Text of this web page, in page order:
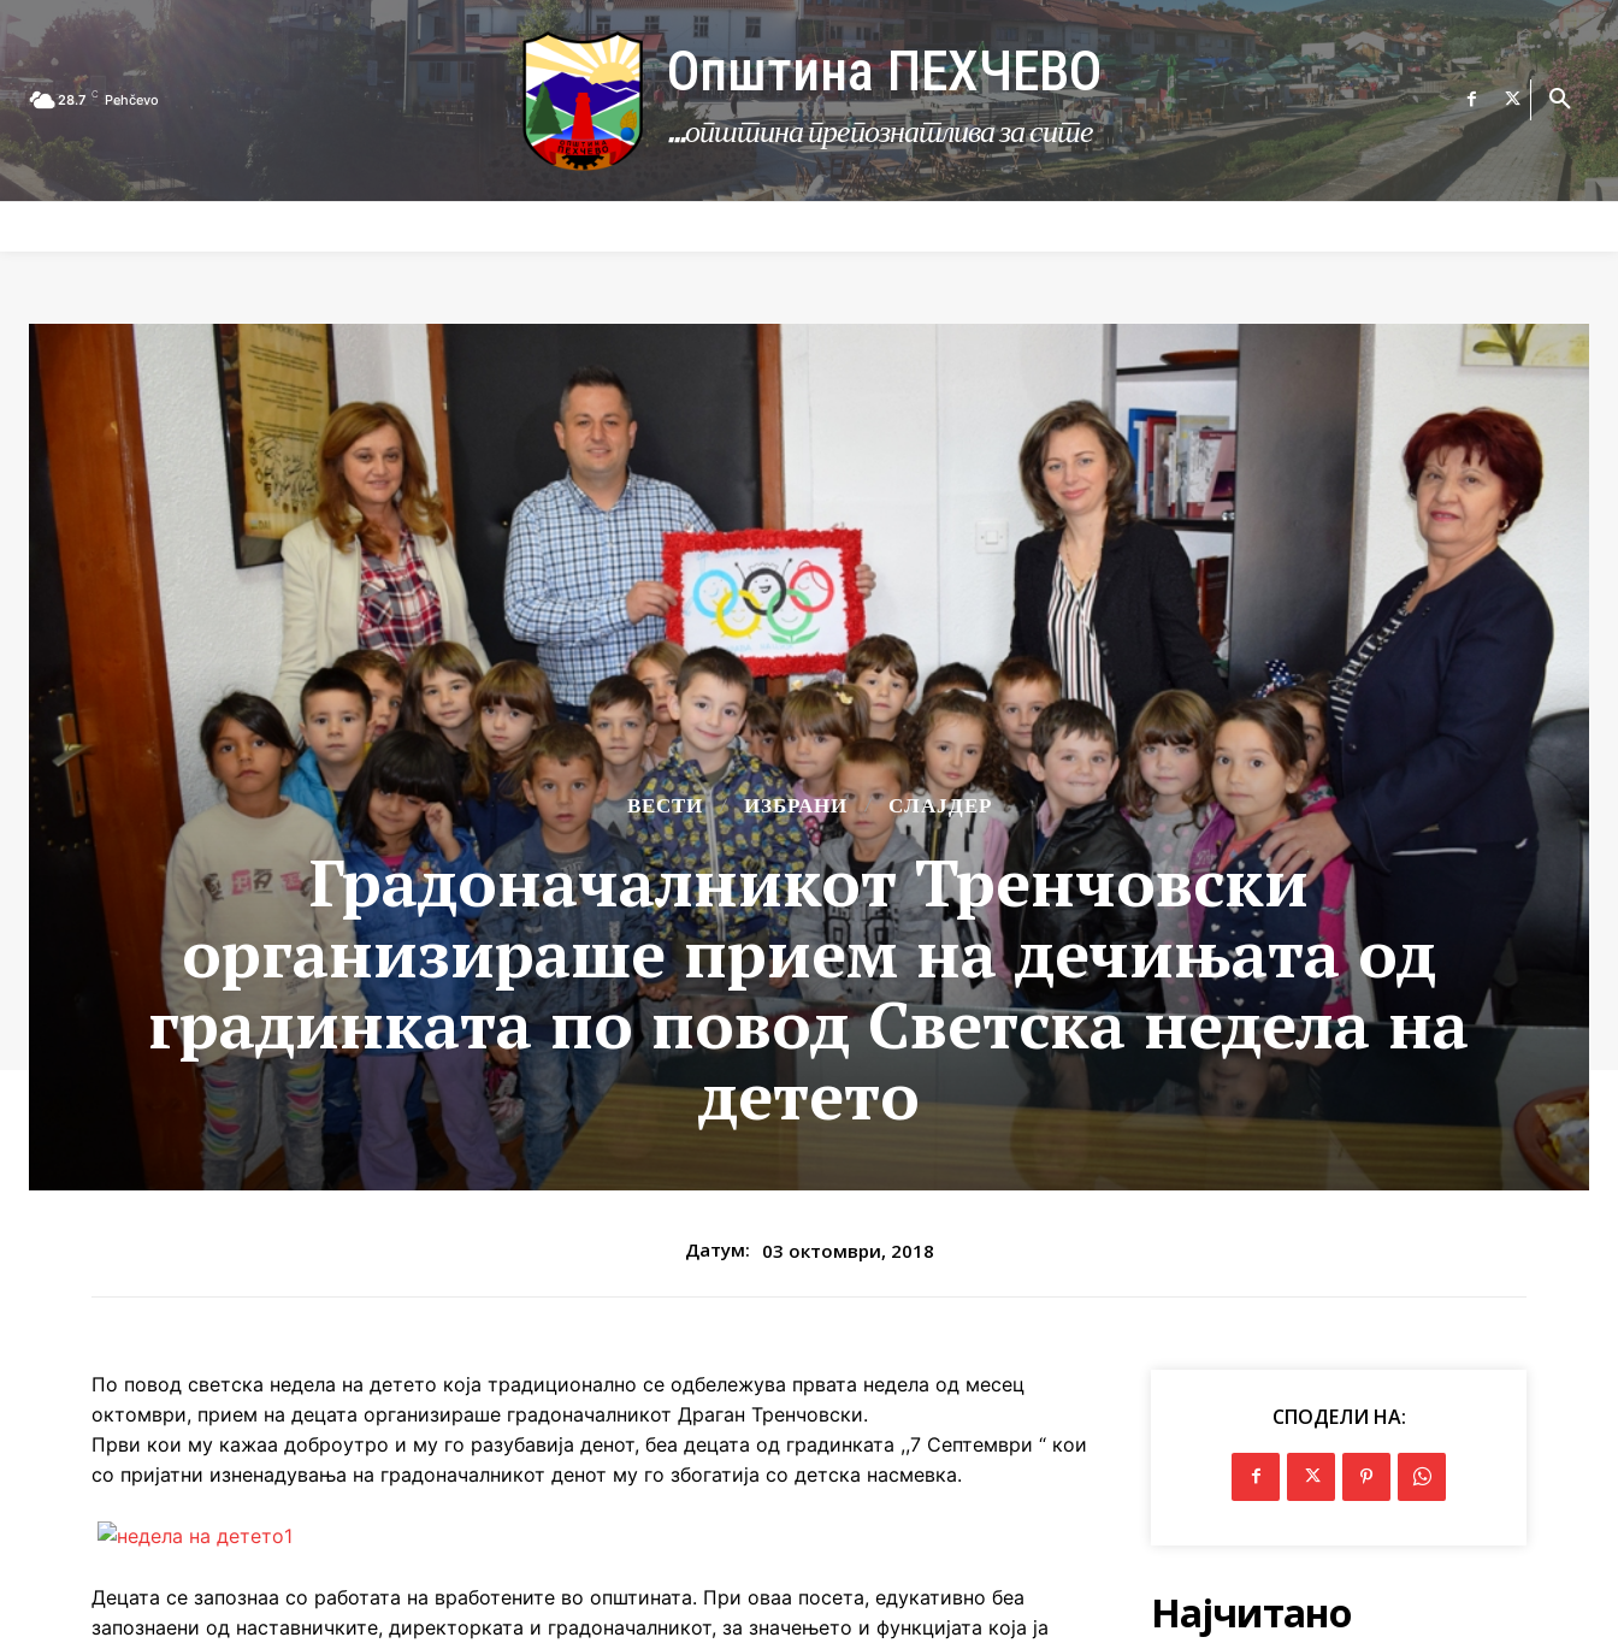
28.7 C Pehčevo Општина ПЕХЧЕВО
...општина препознатлива за сите
ВЕСТИ ИЗБРАНИ СЛАЈДЕР
Градоначалникот Тренчовски
организираше прием на дечињата од
градинката по повод Светска недела на
детето
Датум: 03 октомври, 2018
По повод светска недела на детето која традиционално се одбележува првата недела од месец
октомври, прием на децата организираше градоначалникот Драган Тренчовски.
Први кои му кажаа доброутро и му го разубавија денот, беа децата од градинката ,,7 Септември “ кои
со пријатни изненадувања на градоначалникот денот му го збогатија со детска насмевка.
Децата се запознаа со работата на вработените во општината. При оваа посета, едукативно беа
запознаени од наставничките, директорката и градоначалникот, за значењето и функцијата која ја
СПОДЕЛИ НА:
Најчитано